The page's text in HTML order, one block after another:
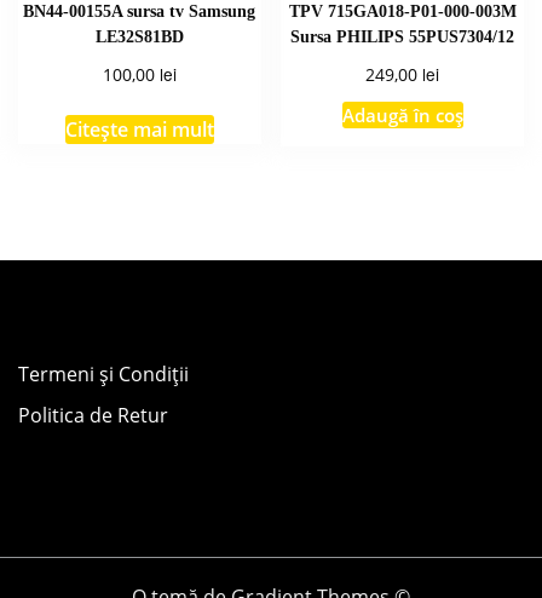
BN44-00155A sursa tv Samsung
LE32S81BD
100,00 lei
Citește mai mult
TPV 715GA018-P01-000-003M
Sursa PHILIPS 55PUS7304/12
249,00 lei
Adaugă în coș
Termeni și Condiții
Politica de Retur